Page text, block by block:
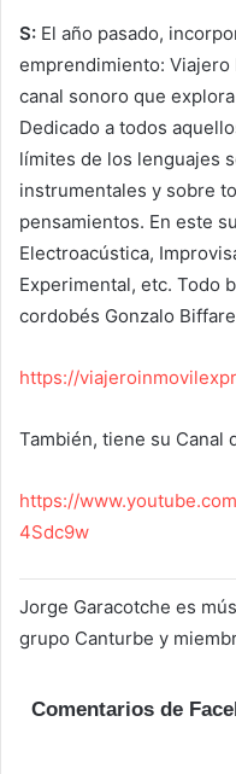
S: El año pasado,
emprendimiento: Viajero
canal sonoro que
Dedicado a todos
límites de los lenguajes
instrumentales y sobre
pensamientos. En este
Electroacústica,
Experimental, etc. Todo
cordobés Gonzalo
https://
También, tiene su Canal
https://
4Sdc9w
Jorge Garacotche es
grupo Canturbe y
Comentarios de